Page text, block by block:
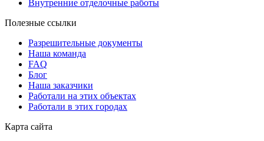
Внутренние отделочные работы
Полезные ссылки
Разрешительные документы
Наша команда
FAQ
Блог
Наша заказчики
Работали на этих объектах
Работали в этих городах
Карта сайта